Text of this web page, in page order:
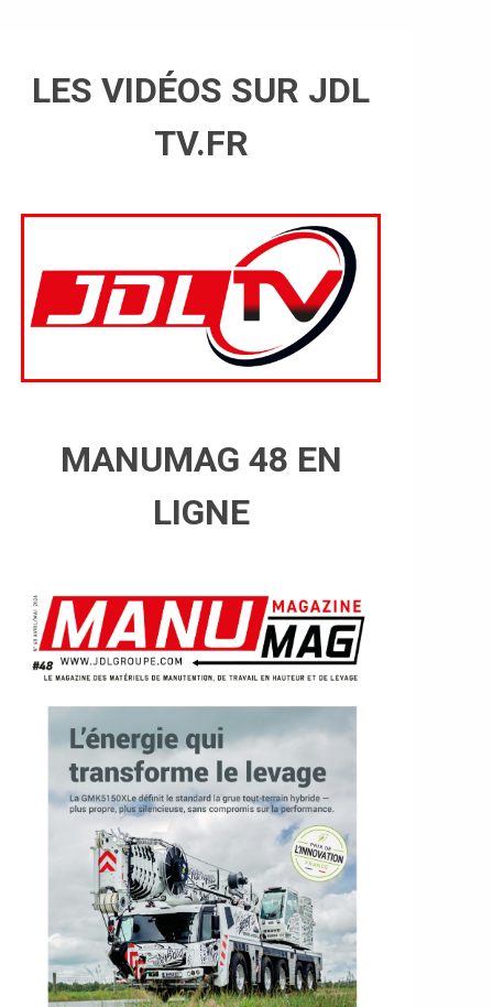
LES VIDÉOS SUR JDL
TV.FR
MANUMAG 48 EN
LIGNE